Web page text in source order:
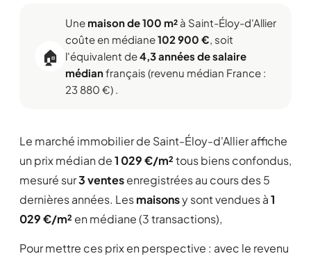
🏠
Une maison de 100 m² à Saint-Éloy-d'Allier
coûte en médiane102 900 €, soit
l'équivalent de4,3 années de salaire
médianfrançais (revenu médian France :
23 880 €) .
Le marché immobilier de Saint-Éloy-d'Allier affiche
un prix médian de1 029 €/m²tous biens confondus,
mesuré sur3 ventesenregistrées au cours des 5
dernières années. Lesmaisonsy sont vendues à1
029 €/m² en médiane (3 transactions),
Pour mettre ces prix en perspective : avec le revenu